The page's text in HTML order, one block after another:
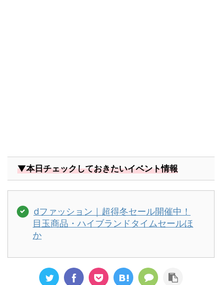
▼本日チェックしておきたいイベント情報
dファッション｜超得冬セール開催中！
目玉商品・ハイブランドタイムセールほ
か